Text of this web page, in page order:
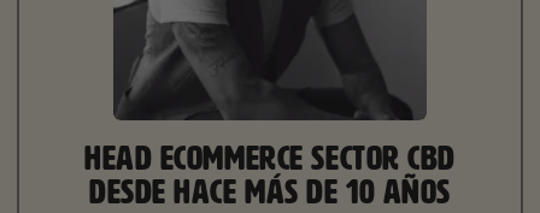
HEAD ECOMMERCE SECTOR CBD
DESDE HACE MÁS DE 10 AÑOS